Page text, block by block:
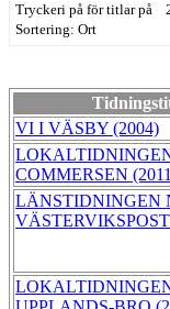
Tryckeri på för titlar på
Sortering: Ort
VI I VÄSBY (2004)
COMMERSEN
LÄNSTIDNINGEN